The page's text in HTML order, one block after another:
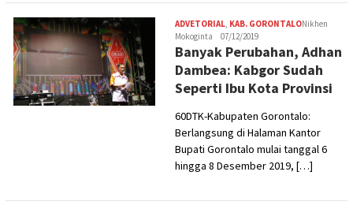
ADVETORIAL, KAB. GORONTALONikhen
Mokoginta
07/12/2019
Banyak Perubahan, Adhan
Dambea: Kabgor Sudah
Seperti Ibu Kota Provinsi
60DTK-Kabupaten Gorontalo:
Berlangsung di Halaman Kantor
Bupati Gorontalo mulai tanggal 6
hingga 8 Desember 2019, […]